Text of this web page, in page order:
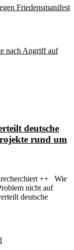
Friedensmanifest
nach Angriff auf
deutsche
rund um
++ Wie
nicht auf
deutsche